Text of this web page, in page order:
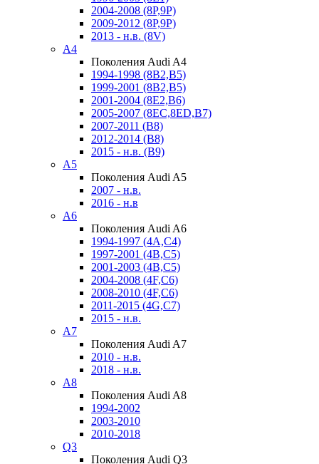
2004-2008 (8P,9P)
2009-2012 (8P,9P)
2013 - н.в. (8V)
A4
Поколения Audi A4
1994-1998 (8B2,B5)
1999-2001 (8B2,B5)
2001-2004 (8E2,B6)
2005-2007 (8EC,8ED,B7)
2007-2011 (B8)
2012-2014 (B8)
2015 - н.в. (B9)
A5
Поколения Audi A5
2007 - н.в.
2016 - н.в
A6
Поколения Audi A6
1994-1997 (4A,C4)
1997-2001 (4B,C5)
2001-2003 (4B,C5)
2004-2008 (4F,C6)
2008-2010 (4F,C6)
2011-2015 (4G,C7)
2015 - н.в.
A7
Поколения Audi A7
2010 - н.в.
2018 - н.в.
A8
Поколения Audi A8
1994-2002
2003-2010
2010-2018
Q3
Поколения Audi Q3